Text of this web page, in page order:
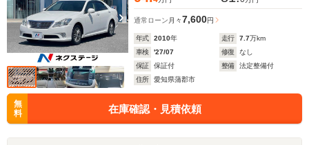
通常ローン 月々7,600円
年式 2010年 走行 7.7万km
車検
'27/07 修復
なし
保証
保証付 整備
法定整備付
住所
愛知県蒲郡市
無
料
在庫確認・見積依頼